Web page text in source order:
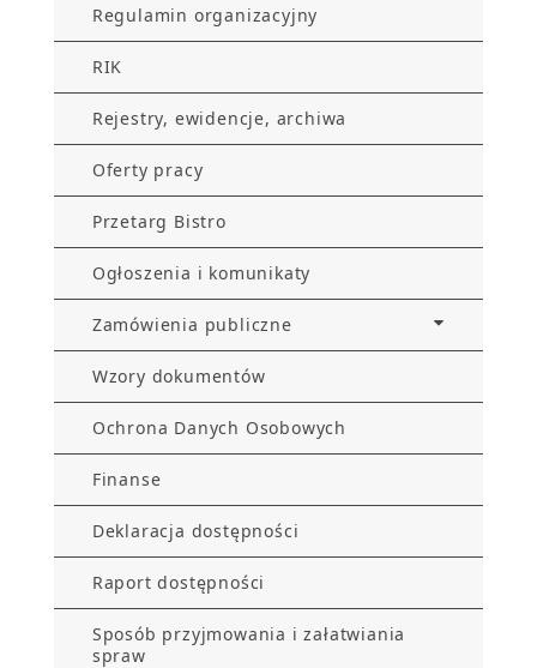
Regulamin organizacyjny
RIK
Rejestry, ewidencje, archiwa
Oferty pracy
Przetarg Bistro
Ogłoszenia i komunikaty
Zamówienia publiczne
Wzory dokumentów
Ochrona Danych Osobowych
Finanse
Deklaracja dostępności
Raport dostępności
Sposób przyjmowania i załatwiania
spraw